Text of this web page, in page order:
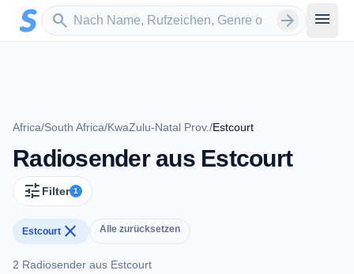
Zum Hauptinhalt springen
search
Sender suchen arrow_forward menu
Africa/South Africa/KwaZulu-Natal Prov./Estcourt
Radiosender aus Estcourt
tune Filter 1
Estcourt close Alle zurücksetzen
2 Radiosender aus Estcourt